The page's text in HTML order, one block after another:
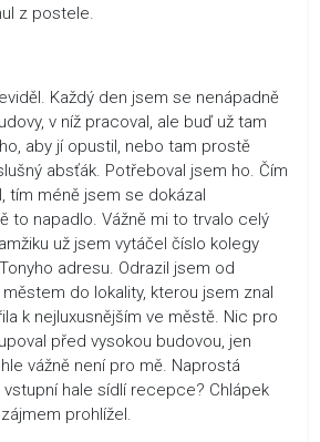
z postele.
Každý den jsem se nenápadně
v níž pracoval, ale buď už tam
aby jí opustil, nebo tam prostě
absťák. Potřeboval jsem ho. Čím
tím méně jsem se dokázal
to napadlo. Vážně mi to trvalo celý
už jsem vytáčel číslo kolegy
adresu. Odrazil jsem od
do lokality, kterou jsem znal
k nejluxusnějším ve městě. Nic pro
před vysokou budovou, jen
vážně není pro mě. Naprostá
vstupní hale sídlí recepce? Chlápek
prohlížel.